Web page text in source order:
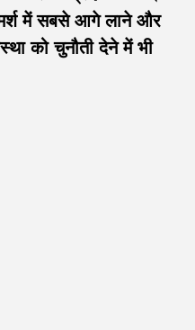
में सबसे आगे लाने और
को चुनौती देने में भी